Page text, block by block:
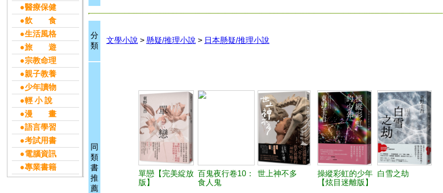
●醫療保健
●飲 食
●生活風格
●旅 遊
●宗教命理
●親子教養
●少年讀物
●輕 小 說
●漫 畫
●語言學習
●考試用書
●電腦資訊
●專業書籍
分
類
文學小說 > 懸疑/推理小說 > 日本懸疑/推理小說
同
類
書
推
薦
單戀【完美綻放
版】
百鬼夜行卷10：
食人鬼
世上神不多
操縱彩虹的少年
【炫目迷離版】
白雪之劫